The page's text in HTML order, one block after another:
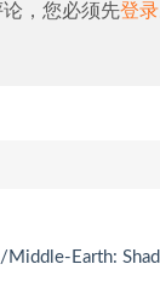
，您必须先登录